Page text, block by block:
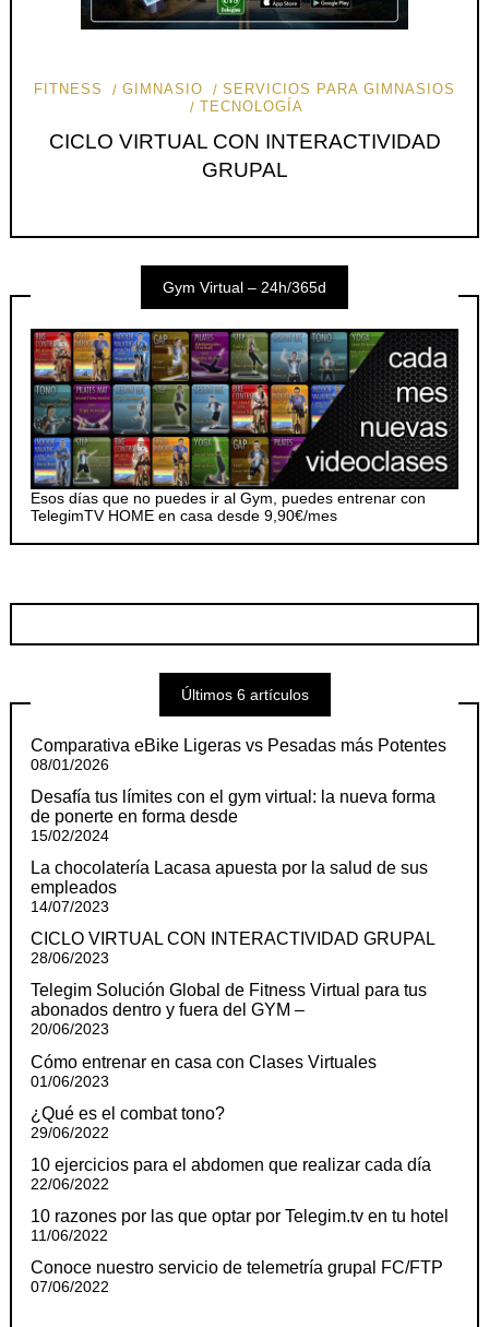
FITNESS GIMNASIO
SERVICIOS PARA GIMNASIOS
TECNOLOGÍA
CICLO VIRTUAL CON INTERACTIVIDAD
GRUPAL
Gym Virtual – 24h/365d
Esos días que no puedes ir al Gym, puedes entrenar con
TelegimTV HOME en casa desde 9,90€/mes
Últimos 6 artículos
Comparativa eBike Ligeras vs Pesadas más Potentes
08/01/2026
Desafía tus límites con el gym virtual: la nueva forma
de ponerte en forma desde
15/02/2024
La chocolatería Lacasa apuesta por la salud de sus
empleados
14/07/2023
CICLO VIRTUAL CON INTERACTIVIDAD GRUPAL
28/06/2023
Telegim Solución Global de Fitness Virtual para tus
abonados dentro y fuera del GYM –
20/06/2023
Cómo entrenar en casa con Clases Virtuales
01/06/2023
¿Qué es el combat tono?
29/06/2022
10 ejercicios para el abdomen que realizar cada día
22/06/2022
10 razones por las que optar por Telegim.tv en tu hotel
11/06/2022
Conoce nuestro servicio de telemetría grupal FC/FTP
07/06/2022